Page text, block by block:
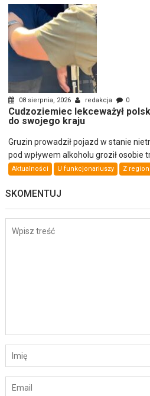
08 sierpnia, 2026 redakcja 0
Cudzoziemiec lekceważył
do swojego kraju
Gruzin prowadził pojazd w stanie
pod wpływem alkoholu groził osobie
Aktualności U funkcjonariuszy Z
SKOMENTUJ